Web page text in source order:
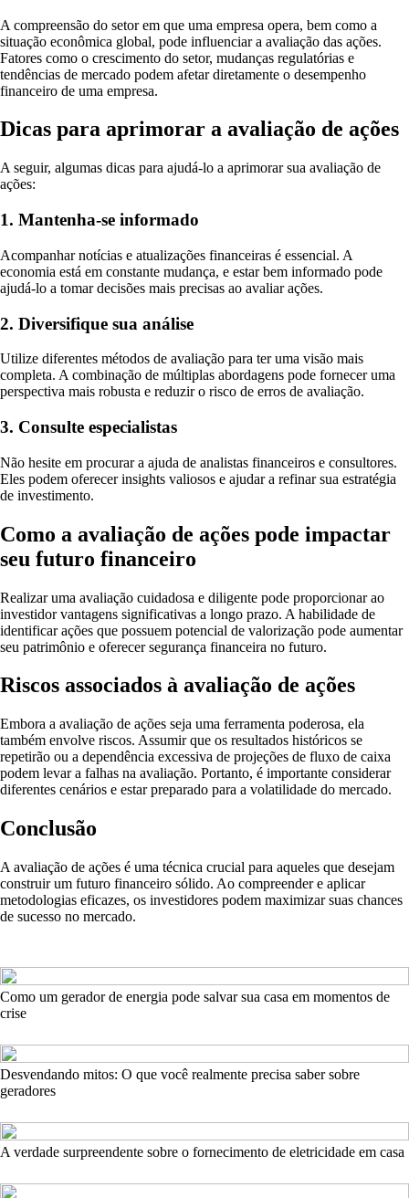
A compreensão do setor em que uma empresa opera, bem como a
situação econômica global, pode influenciar a avaliação das ações.
Fatores como o crescimento do setor, mudanças regulatórias e
tendências de mercado podem afetar diretamente o desempenho
financeiro de uma empresa.
Dicas para aprimorar a avaliação de ações
A seguir, algumas dicas para ajudá-lo a aprimorar sua avaliação de
ações:
1. Mantenha-se informado
Acompanhar notícias e atualizações financeiras é essencial. A
economia está em constante mudança, e estar bem informado pode
ajudá-lo a tomar decisões mais precisas ao avaliar ações.
2. Diversifique sua análise
Utilize diferentes métodos de avaliação para ter uma visão mais
completa. A combinação de múltiplas abordagens pode fornecer uma
perspectiva mais robusta e reduzir o risco de erros de avaliação.
3. Consulte especialistas
Não hesite em procurar a ajuda de analistas financeiros e consultores.
Eles podem oferecer insights valiosos e ajudar a refinar sua estratégia
de investimento.
Como a avaliação de ações pode impactar
seu futuro financeiro
Realizar uma avaliação cuidadosa e diligente pode proporcionar ao
investidor vantagens significativas a longo prazo. A habilidade de
identificar ações que possuem potencial de valorização pode aumentar
seu patrimônio e oferecer segurança financeira no futuro.
Riscos associados à avaliação de ações
Embora a avaliação de ações seja uma ferramenta poderosa, ela
também envolve riscos. Assumir que os resultados históricos se
repetirão ou a dependência excessiva de projeções de fluxo de caixa
podem levar a falhas na avaliação. Portanto, é importante considerar
diferentes cenários e estar preparado para a volatilidade do mercado.
Conclusão
A avaliação de ações é uma técnica crucial para aqueles que desejam
construir um futuro financeiro sólido. Ao compreender e aplicar
metodologias eficazes, os investidores podem maximizar suas chances
de sucesso no mercado.
Como um gerador de energia pode salvar sua casa em momentos de
crise
Desvendando mitos: O que você realmente precisa saber sobre
geradores
A verdade surpreendente sobre o fornecimento de eletricidade em casa